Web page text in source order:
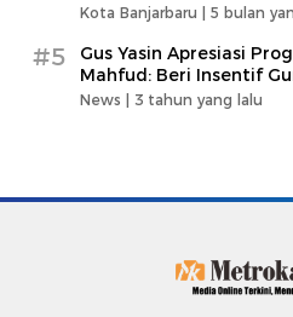
Kota Banjarbaru | 5 bulan
#5
Gus Yasin Apresiasi
Mahfud: Beri Insentif
News | 3 tahun yang lalu